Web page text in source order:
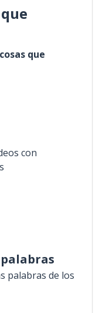
que
con
palabras de los